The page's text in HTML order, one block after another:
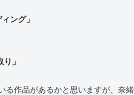
ング」
」
る作品があるかと思いますが、奈緒